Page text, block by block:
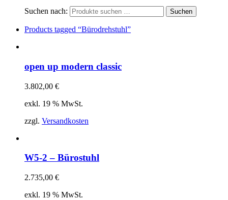
Suchen nach:
Products tagged “Bürodrehstuhl”
open up modern classic
3.802,00 €
exkl. 19 % MwSt.
zzgl. Versandkosten
W5-2 – Bürostuhl
2.735,00 €
exkl. 19 % MwSt.